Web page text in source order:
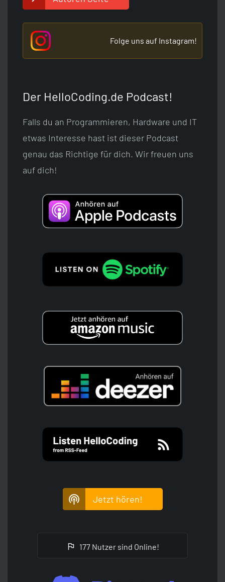
Folge uns auf Instagram!
Der HelloCoding.de Podcast!
Falls du an Programmieren, Hardware und IT
etwas Interesse hast ist dieser Podcast
genau das Richtige für dich. Wir freuen uns
auf dich!
Jetzt hören!
177 Nutzer sind Online!